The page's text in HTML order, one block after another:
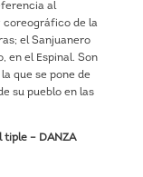
al
coreográfico de la
el Sanjuanero
en el Espinal. Son
que se pone de
su pueblo en las
tiple – DANZA